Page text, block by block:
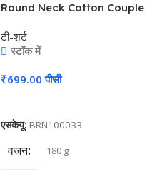
Round Neck Cotton Couple
टी-शर्ट
स्टॉक में
₹699.00 पीसी
एसकेयू: BRN100033
वजन 180 g